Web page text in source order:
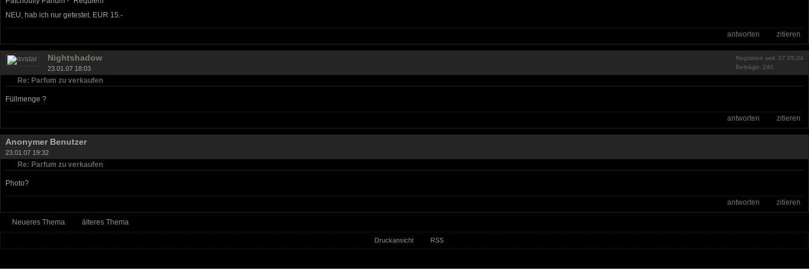
NEU, hab ich nur getestet. EUR 15.-
antworten zitieren
Registriert seit: 07.05.04
Beiträge: 240
Nightshadow
23.01.07 18:03
Re: Parfum zu verkaufen
Füllmenge ?
antworten zitieren
Anonymer Benutzer
23.01.07 19:32
Re: Parfum zu verkaufen
Photo?
antworten zitieren
Neueres Thema älteres Thema
Druckansicht RSS